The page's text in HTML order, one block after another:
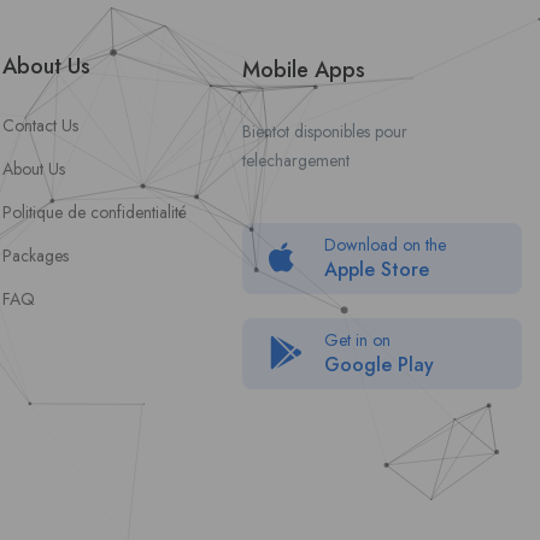
About Us
Contact Us
About Us
Politique de confidentialité
Packages
FAQ
Mobile Apps
Bientot disponibles pour
telechargement
Download on the
Apple Store
Get in on
Google Play